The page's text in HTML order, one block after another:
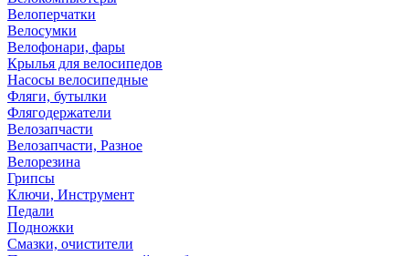
Велоперчатки
Велосумки
Велофонари, фары
Крылья для велосипедов
Насосы велосипедные
Фляги, бутылки
Флягодержатели
Велозапчасти
Велозапчасти, Разное
Велорезина
Грипсы
Ключи, Инструмент
Педали
Подножки
Смазки, очистители